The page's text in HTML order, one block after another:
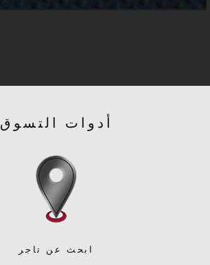
أدوات التسوق
ابحث عن تاجر